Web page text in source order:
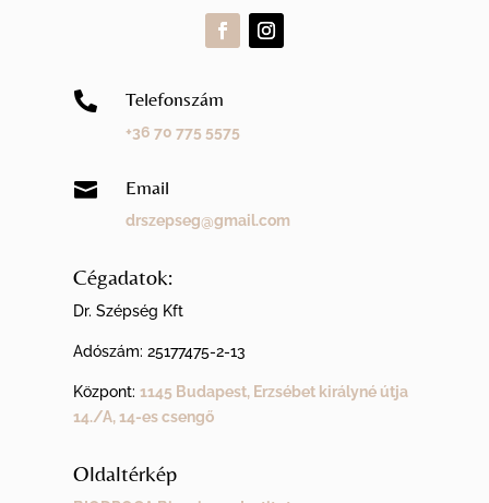
 Telefonszám
+36 70 775 5575
 Email
drszepseg@gmail.com
Cégadatok:
Dr. Szépség Kft
Adószám:25177475-2-13
Központ:1145 Budapest, Erzsébet királyné útja
14./A, 14-es csengő
Oldaltérkép